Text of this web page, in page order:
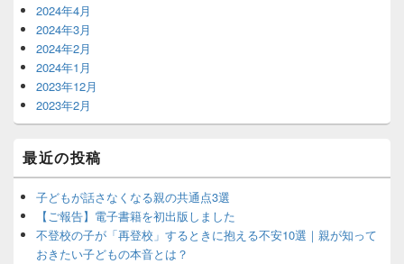
2024年4月
2024年3月
2024年2月
2024年1月
2023年12月
2023年2月
最近の投稿
子どもが話さなくなる親の共通点3選
【ご報告】電子書籍を初出版しました
不登校の子が「再登校」するときに抱える不安10選｜親が知って
おきたい子どもの本音とは？